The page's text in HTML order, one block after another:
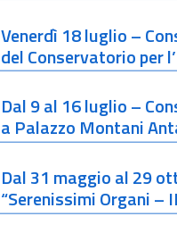
Venerdì 18 luglio –
del Conservatorio per
Dal 9 al 16 luglio –
a Palazzo Montani
Dal 31 maggio al 29
“Serenissimi Organi –